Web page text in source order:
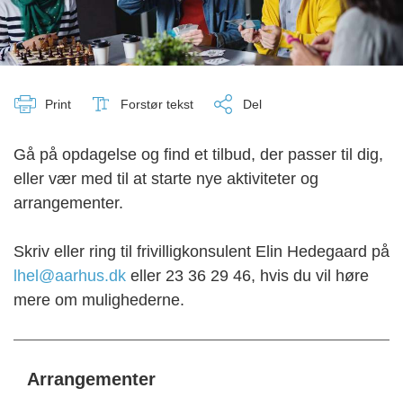
Print Forstør tekst Del
Gå på opdagelse og find et tilbud, der passer til dig,
eller vær med til at starte nye aktiviteter og
arrangementer.
Skriv eller ring til frivilligkonsulent Elin Hedegaard på
lhel@aarhus.dk eller 23 36 29 46, hvis du vil høre
mere om mulighederne.
Arrangementer